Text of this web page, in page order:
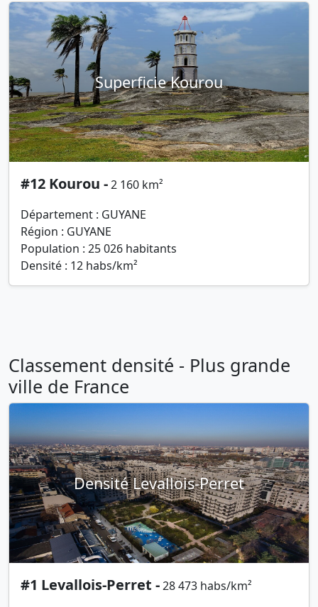
Superficie Kourou
#12 Kourou -2 160 km²
Département : GUYANE
Région : GUYANE
Population : 25 026 habitants
Densité : 12 habs/km²
Classement densité - Plus grande
ville de France
Densité Levallois-Perret
#1 Levallois-Perret -28 473 habs/km²